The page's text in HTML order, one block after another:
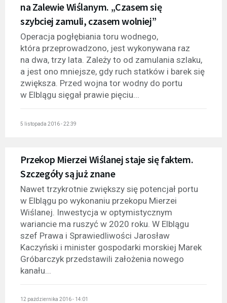
na Zalewie Wiślanym. „Czasem się
szybciej zamuli, czasem wolniej”
Operacja pogłębiania toru wodnego,
która przeprowadzono, jest wykonywana raz
na dwa, trzy lata. Zależy to od zamulania szlaku,
a jest ono mniejsze, gdy ruch statków i barek się
zwiększa. Przed wojna tor wodny do portu
w Elblągu sięgał prawie pięciu...
5 listopada 2016 - 22:39
Przekop Mierzei Wiślanej staje się faktem.
Szczegóły są już znane
Nawet trzykrotnie zwiększy się potencjał portu
w Elblągu po wykonaniu przekopu Mierzei
Wiślanej. Inwestycja w optymistycznym
wariancie ma ruszyć w 2020 roku. W Elblągu
szef Prawa i Sprawiedliwości Jarosław
Kaczyński i minister gospodarki morskiej Marek
Gróbarczyk przedstawili założenia nowego
kanału...
12 października 2016 - 14:01